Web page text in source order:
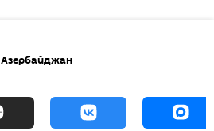
Азербайджан